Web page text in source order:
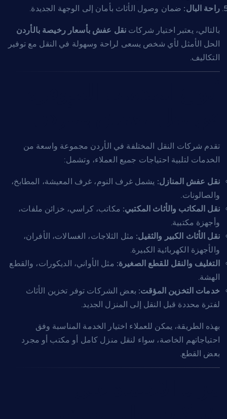
راحة البال: ضمان وصول الأثاث بأمان إلى الوجهة الجديدة.
بالتالي، يعتبر اختيار شركاتنقل عفش بأسعار رخيصة بالأردن
الحل الأمثل لأي شخص يسعى لراحة وسهولة في النقل مع توفير
التكاليف.
تقدم شركات النقل المختلفة في الأردن مجموعة واسعة من
الخدمات لتلبية احتياجات جميع العملاء، وتشمل:
نقل عفش المنازل: يشمل غرف النوم، غرف المعيشة، المطابخ،
والصالونات.
نقل المكاتب والأثاث المكتبي: مكاتب، كراسي، خزائن ملفات،
وأجهزة مكتبية.
نقل الأثاث الكبير والثقيل: مثل الثلاجات، الغسالات، الأفران،
والأجهزة الكهربائية الكبيرة.
التغليف والنقل للقطع الصغيرة: مثل الأواني، الديكورات، والقطع
الهشة.
خدمات التخزين المؤقت: بعض الشركات توفر تخزين الأثاث
لفترة محددة قبل النقل إلى المنزل الجديد.
بهذه الطريقة، يمكن للعملاء اختيار الخدمة المناسبة وفق
احتياجاتهم الخاصة، سواء لنقل منزل كامل أو مكتب أو مجرد
بعض القطع.